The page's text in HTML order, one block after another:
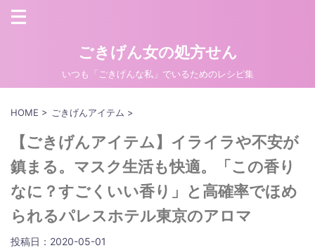
ごきげん女の処方せん
いつも「ごきげんな私」でいるためのレシピ集
HOME > ごきげんアイテム >
【ごきげんアイテム】イライラや不安が
鎮まる。マスク生活も快適。「この香り
なに？すごくいい香り」と高確率でほめ
られるパレスホテル東京のアロマ
投稿日： 2020-05-01